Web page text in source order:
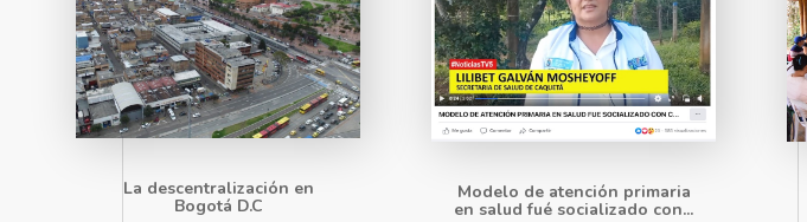
La descentralización en
Bogotá D.C
Modelo de atención primaria
en salud fué socializado con...